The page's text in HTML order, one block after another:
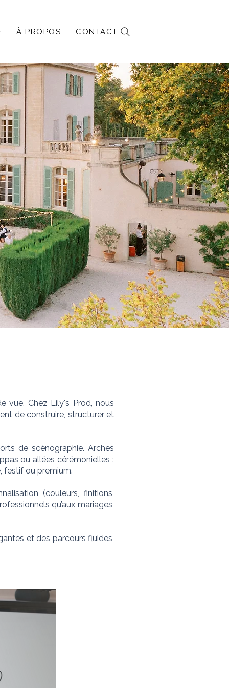
À PROPOS CONTACT
vue. Chez Lily's Prod, nous
de construire, structurer et
de scénographie. Arches
ou allées cérémonielles :
festif ou premium.
(couleurs, finitions,
qu’aux mariages,
et des parcours fluides,